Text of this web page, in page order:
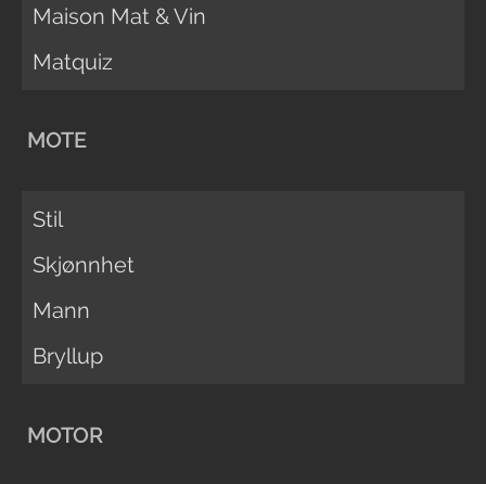
Maison Mat & Vin
Matquiz
MOTE
Stil
Skjønnhet
Mann
Bryllup
MOTOR